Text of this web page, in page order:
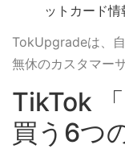
ットカード情
TokUpgradeは、
無休のカスタマー
TikTok
買う6つ